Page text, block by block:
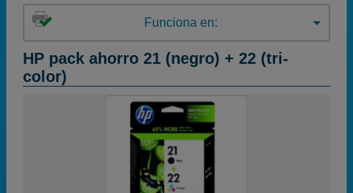
Funciona en:
HP pack ahorro 21 (negro) + 22 (tri-
color)